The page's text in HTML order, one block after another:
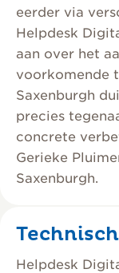
eerder via
Helpdesk
aan over het
voorkomende
Saxenburgh
precies
concrete
Gerieke
Saxenburgh.
Helpdesk